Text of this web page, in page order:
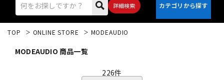
詳細検索
TOP ONLINE STORE MODEAUDIO
MODEAUDIO 商品一覧
226件